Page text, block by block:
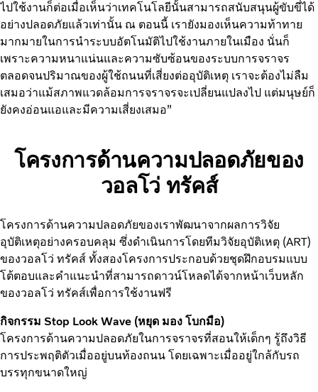
ไปใช้งานก็ต่อเมื่อเห็นว่าเทคโนโลยีนั้นสามารถสนับสนุนผู้ขับขี่ได้
อย่างปลอดภัยแล้วเท่านั้น ณ ตอนนี้ เรายังมองเห็นความท้าทาย
มากมายในการนำระบบอัตโนมัติไปใช้งานภายในเมือง นั่นก็
เพราะความหนาแน่นและความซับซ้อนของระบบการจราจร
ตลอดจนปริมาณของผู้ใช้ถนนที่เสี่ยงต่ออุบัติเหตุ เราจะต้องไม่ลืม
เสมอว่าแม้สภาพแวดล้อมการจราจรจะเปลี่ยนแปลงไป แต่มนุษย์ก็
ยังคงอ่อนแอและมีความเสี่ยงเสมอ”
โครงการด้านความปลอดภัยของ
วอลโว่ ทรัคส์
โครงการด้านความปลอดภัยของเราพัฒนาจากผลการวิจัย
อุบัติเหตุอย่างครอบคลุม ซึ่งดำเนินการโดยทีมวิจัยอุบัติเหตุ (ART)
ของวอลโว่ ทรัคส์ ทั้งสองโครงการประกอบด้วยชุดฝึกอบรมแบบ
โต้ตอบและคำแนะนำที่สามารถดาวน์โหลดได้จากหน้าเว็บหลัก
ของวอลโว่ ทรัคส์เพื่อการใช้งานฟรี
กิจกรรม Stop Look Wave (หยุด มอง โบกมือ)
โครงการด้านความปลอดภัยในการจราจรที่สอนให้เด็กๆ รู้ถึงวิธี
การประพฤติตัวเมื่ออยู่บนท้องถนน โดยเฉพาะเมื่ออยู่ใกล้กับรถ
บรรทุกขนาดใหญ่